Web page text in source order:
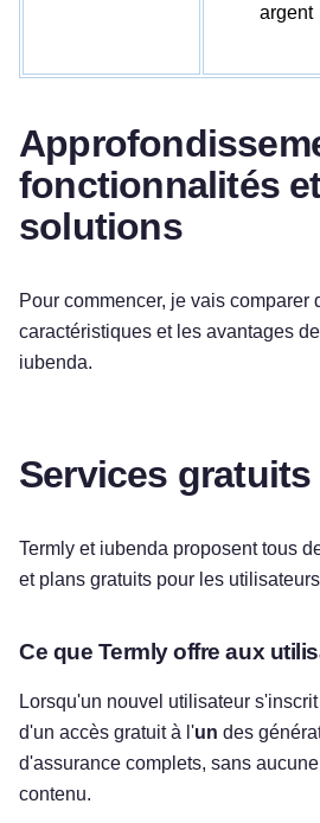
argent
fonctionnalités
solutions
Pour commencer, je vais comparer
caractéristiques et les avantages
iubenda.
Services gratuits
Termly et iubenda proposent tous
et plans gratuits pour les
Ce que Termly offre aux
Lorsqu'un nouvel utilisateur
d'un accès gratuit à l'un des
d'assurance complets, sans
contenu.